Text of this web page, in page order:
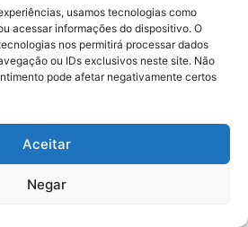
usamos tecnologias como
acessar informações do dispositivo. O
nos permitirá processar dados
ou IDs exclusivos neste site. Não
pode afetar negativamente certos
Aceitar
Negar
procuradores e
realizam
no RN